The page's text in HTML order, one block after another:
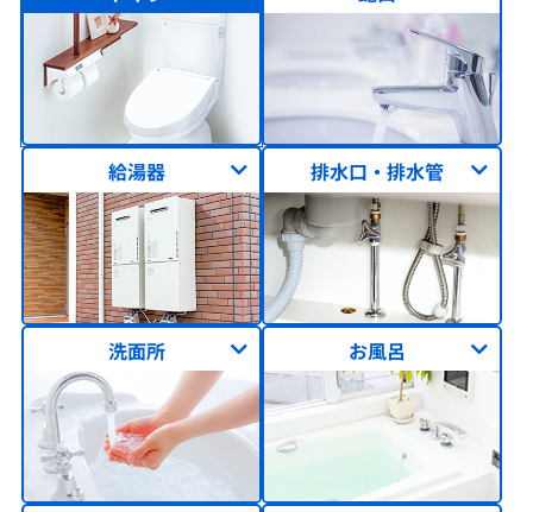
給湯器 排水口・排水管
洗面所 お風呂